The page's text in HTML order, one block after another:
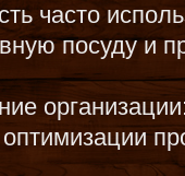
часто
посуду и